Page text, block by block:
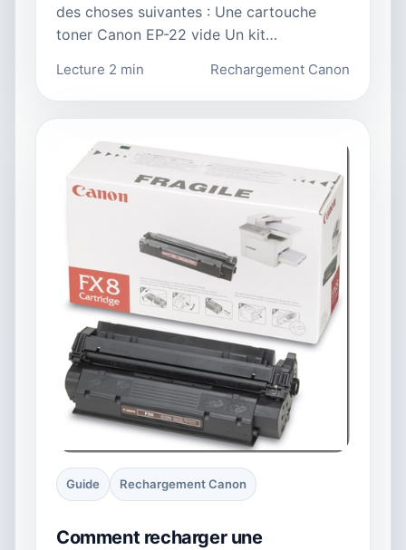
des choses suivantes : Une cartouche
toner Canon EP-22 vide Un kit…
Lecture 2 min Rechargement Canon
Guide Rechargement Canon
Comment recharger une